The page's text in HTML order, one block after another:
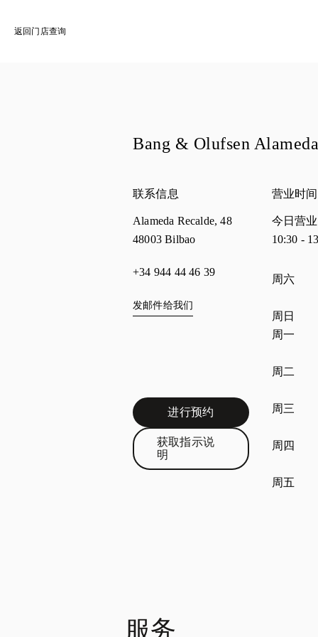
返回门店查询
Bang & Olufsen
联系信息
Alameda Recalde, 48
48003 Bilbao
+34 944 44 46 39
发邮件给我们
进行预约Link Opens in New Tab
获取指示说
明
Link Opens in New Tab
营业时间
今日营
10:30 -
星期营
周六
周日
周一
周二
周三
周四
周五
服务